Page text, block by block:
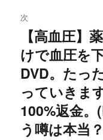
ー
シ
ョ
ン
次
の
投
【高血圧】
けで血圧を
DVD。たっ
っていきま
100%返金
う噂は本当